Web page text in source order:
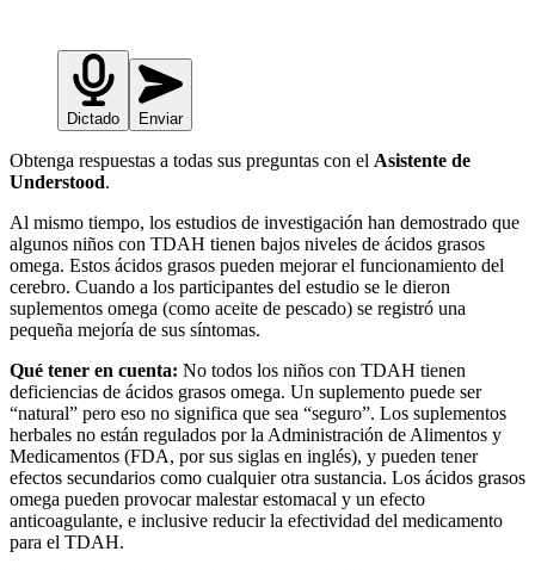
Dictado Enviar
Obtenga respuestas a todas sus preguntas con el Asistente de
Understood.
Al mismo tiempo, los estudios de investigación han demostrado que
algunos niños con TDAH tienen bajos niveles de ácidos grasos
omega. Estos ácidos grasos pueden mejorar el funcionamiento del
cerebro. Cuando a los participantes del estudio se le dieron
suplementos omega (como aceite de pescado) se registró una
pequeña mejoría de sus síntomas.
Qué tener en cuenta: No todos los niños con TDAH tienen
deficiencias de ácidos grasos omega. Un suplemento puede ser
“natural” pero eso no significa que sea “seguro”. Los suplementos
herbales no están regulados por la Administración de Alimentos y
Medicamentos (FDA, por sus siglas en inglés), y pueden tener
efectos secundarios como cualquier otra sustancia. Los ácidos grasos
omega pueden provocar malestar estomacal y un efecto
anticoagulante, e inclusive reducir la efectividad del medicamento
para el TDAH.